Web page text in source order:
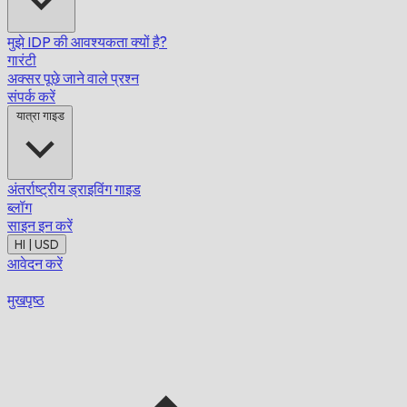
मुझे IDP की आवश्यकता क्यों है?
गारंटी
अक्सर पूछे जाने वाले प्रश्न
संपर्क करें
यात्रा गाइड
अंतर्राष्ट्रीय ड्राइविंग गाइड
ब्लॉग
साइन इन करें
HI | USD
आवेदन करें
मुखपृष्ठ